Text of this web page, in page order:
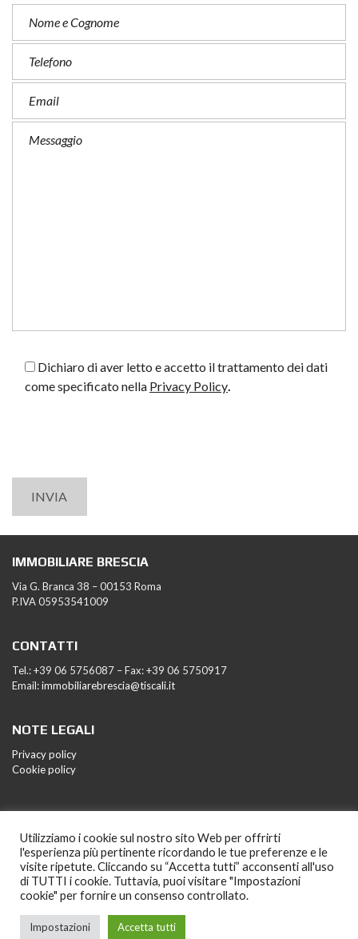
Dichiaro di aver letto e accetto il trattamento dei dati
come specificato nella Privacy Policy
IMMOBILIARE BRESCIA
Via G. Branca 38 – 00153 Roma
P.IVA 05953541009
CONTATTI
Tel.: +39 06 5756087 – Fax: +39 06 5750917
Email:immobiliarebrescia@tiscali.it
NOTE LEGALI
Privacy policy
Cookie policy
2021 Immobiliare Brescia. Powered by
Communications srl
Utilizziamo i cookie sul nostro sito Web per offrirti
l'esperienza più pertinente ricordando le tue preferenze e le
visite ripetute. Cliccando su “Accetta tutti” acconsenti all'uso
di TUTTI i cookie. Tuttavia, puoi visitare "Impostazioni
cookie" per fornire un consenso controllato.
Impostazioni Accetta tutti